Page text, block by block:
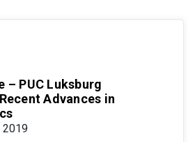
– PUC Luksburg
Advances in
2019